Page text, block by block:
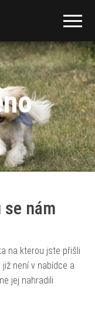
nám
na kterou jste přišli
není v nabídce a
jej nahradili